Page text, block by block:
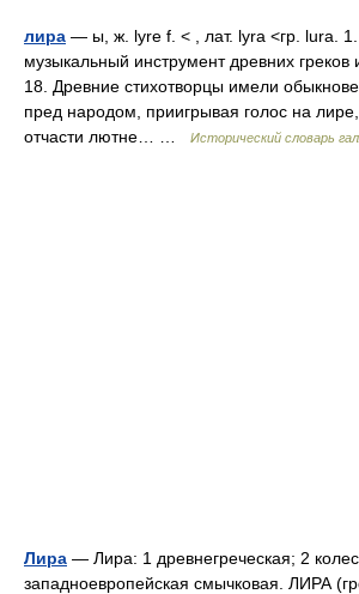
лира — ы, ж. lyre f. < , лат. lyra <гр. lura.
музыкальный инструмент древних греков
18. Древние стихотворцы имели
пред народом, приигрывая голос на
отчасти лютне… …
Исторический словарь
Лира — Лира: 1 древнегреческая; 2
западноевропейская смычковая. ЛИРА